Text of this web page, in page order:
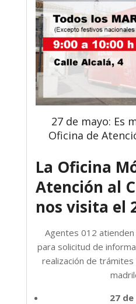
27 de mayo: Es
Oficina de
La Oficina
Atención al
nos visita el
Agentes 012
para solicitud de
realización de trámites
27